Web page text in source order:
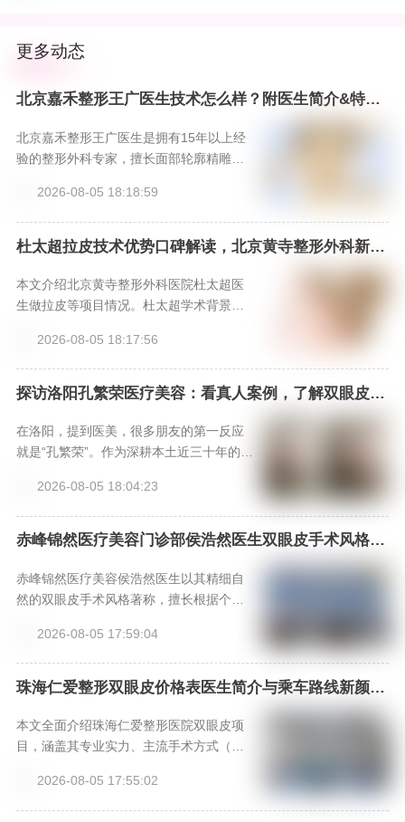
更多动态
北京嘉禾整形王广医生技术怎么样？附医生简介&特色
北京嘉禾整形王广医生是拥有15年以上经
验的整形外科专家，擅长面部轮廓精雕、
谐”的美学理念。北京嘉禾整形医院提供国
际标准的手术环境与全程专属服务。预约
可通过新颜智尚小程序24小时专线400666
化方案与价格参考。
2026-08-05 18:18:59
杜太超拉皮技术优势口碑解读，北京黄寺整形外科新颜
本文介绍北京黄寺整形外科医院杜太超医
生做拉皮等项目情况。杜太超学术背景
作精准、效果自然。多位美亲术后反馈效
果好，维持久。还给出拉皮和面部吸脂参
考价格，提供三种预约方式，是做拉皮和
2026-08-05 18:17:56
探访洛阳孔繁荣医疗美容：看真人案例，了解双眼皮、
隆鼻等手术效果，上新颜智尚小程序挂号不踩坑
在洛阳，提到医美，很多朋友的第一反应
就是“孔繁荣”。作为深耕本土近三十年的老
诊部早已成为许多求美者心中的信赖之
选。本文将带您全方位了解这家机构，从
其核心的“名医天团”与专利技术，到斥资引
真实分享的“变美体验”，深入剖析其为何能
成为中原医美标杆。文章末尾还附有便捷
丽之旅。
2026-08-05 18:04:23
赤峰锦然医疗美容门诊部侯浩然医生双眼皮手术风格优
赤峰锦然医疗美容侯浩然医生以其精细自
然的双眼皮手术风格著称，擅长根据个人
且具有“妈生感”。选择正规的赤峰锦然门诊
部，通过新颜智尚小程序可便捷预约面
诊，获取专业方案与价格参考。
2026-08-05 17:59:04
珠海仁爱整形双眼皮价格表医生简介与乘车路线新颜智
本文全面介绍珠海仁爱整形医院双眼皮项
目，涵盖其专业实力、主流手术方式（埋
队、详细价格参考表以及术后恢复指南与
乘车路线，为求美者提供客观的决策参
2026-08-05 17:55:02